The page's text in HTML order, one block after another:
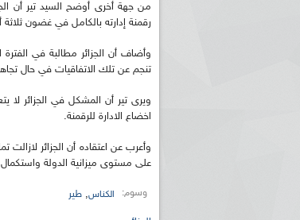
من جهة أخرى أوضح السيد تير أن
رقمنة إدارته بالكامل في غضون
وأضاف أن الجزائر مطالبة في الفترة
تنجم عن تلك الاتفاقيات في حال
ويرى تير أن المشكل في الجزائر لا
اخضاع الادارة للرقمنة.
وأعرب عن اعتقاده أن الجزائر لازالت
على مستوى ميزانية الدولة
وسوم: الكناس, طير